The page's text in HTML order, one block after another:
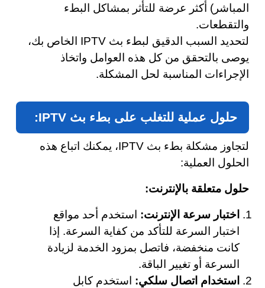
المباشر) أكثر عرضة للتأثر بمشاكل البطء
والتقطعات.
لتحديد السبب الدقيق لبطء بث IPTV الخاص بك،
يوصى بالتحقق من كل هذه العوامل واتخاذ
الإجراءات المناسبة لحل المشكلة.
حلول عملية للتغلب على بطء بث IPTV:
لتجاوز مشكلة بطء بث IPTV، يمكنك اتباع هذه
الحلول العملية:
حلول متعلقة بالإنترنت:
اختبار سرعة الإنترنت: استخدم أحد مواقع
اختبار السرعة للتأكد من كفاية السرعة. إذا
كانت منخفضة، فاتصل بمزود الخدمة لزيادة
السرعة أو تغيير الباقة.
استخدام اتصال سلكي: استخدم كابل